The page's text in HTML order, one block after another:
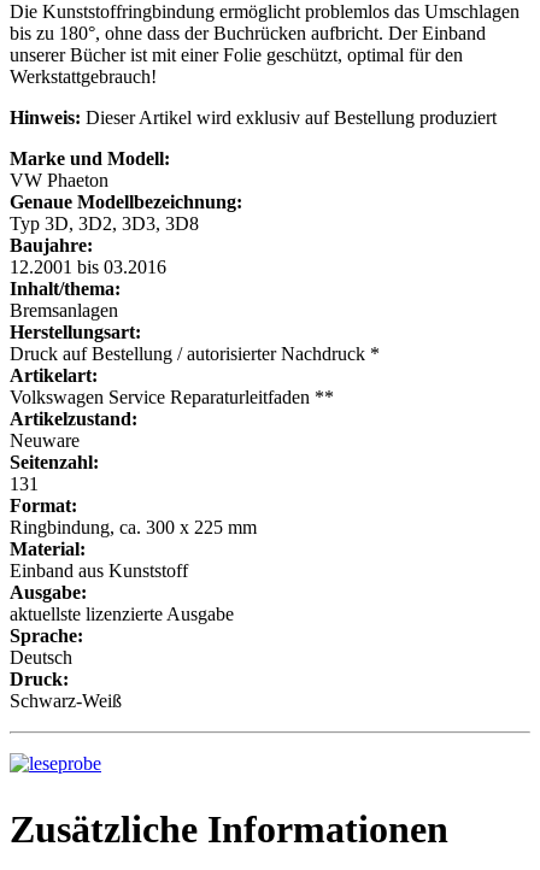
Die Kunststoffringbindung ermöglicht problemlos das Umschlagen
bis zu 180°, ohne dass der Buchrücken aufbricht. Der Einband
unserer Bücher ist mit einer Folie geschützt, optimal für den
Werkstattgebrauch!
Hinweis: Dieser Artikel wird exklusiv auf Bestellung produziert
Marke und Modell:
VW Phaeton
Genaue Modellbezeichnung:
Typ 3D, 3D2, 3D3, 3D8
Baujahre:
12.2001 bis 03.2016
Inhalt/thema:
Bremsanlagen
Herstellungsart:
Druck auf Bestellung / autorisierter Nachdruck *
Artikelart:
Volkswagen Service Reparaturleitfaden **
Artikelzustand:
Neuware
Seitenzahl:
131
Format:
Ringbindung, ca. 300 x 225 mm
Material:
Einband aus Kunststoff
Ausgabe:
aktuellste lizenzierte Ausgabe
Sprache:
Deutsch
Druck:
Schwarz-Weiß
Zusätzliche Informationen